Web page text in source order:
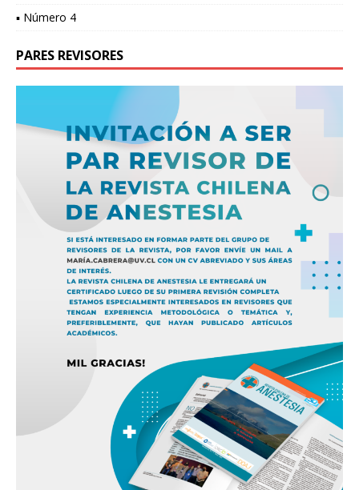
▪ Número 4
PARES REVISORES